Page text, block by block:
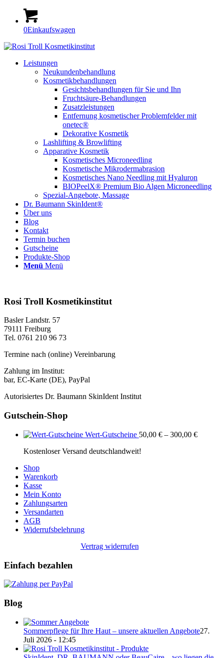
0Einkaufswagen
Leistungen
Neukundenbehandlung
Kosmetikbehandlungen
Gesichtsbehandlungen für Sie und Ihn
Fruchtsäure-Behandlungen
Zusatzleistungen
Entfernung kosmetischer Problemfelder mit
onetec®
Dekorative Kosmetik
Lashlifting & Browlifting
Apparative Kosmetik
Kosmetisches Microneedling
Kosmetische Mikrodermabrasion
Kosmetisches Nano Needling mit Hyaluron
BIOPeelX® Premium Bio Algen Microneedling
Spezial-Angebote, Massage
Dr. Baumann SkinIdent®
Über uns
Blog
Kontakt
Termin buchen
Gutscheine
Produkte-Shop
Menü Menü
Rosi Troll Kosmetikinstitut
Basler Landstr. 57
79111 Freiburg
Tel. 0761 210 96 73
Termine nach (online) Vereinbarung
Zahlung im Institut:
bar, EC-Karte (DE), PayPal
Autorisiertes Dr. Baumann SkinIdent Institut
Gutschein-Shop
Wert-Gutscheine 50,00 € – 300,00 €
Kostenloser Versand deutschlandweit!
Shop
Warenkorb
Kasse
Mein Konto
Zahlungsarten
Versandarten
AGB
Widerrufsbelehrung
Vertrag widerrufen
Einfach bezahlen
Blog
Sommerpflege für Ihre Haut – unsere aktuellen Angebote27.
Juli 2026 - 12:45